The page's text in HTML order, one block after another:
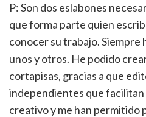
P: Son dos eslabones
que forma parte quien
conocer su trabajo. Siempre
unos y otros. He podido
cortapisas, gracias a que
independientes que
creativo y me han permitido